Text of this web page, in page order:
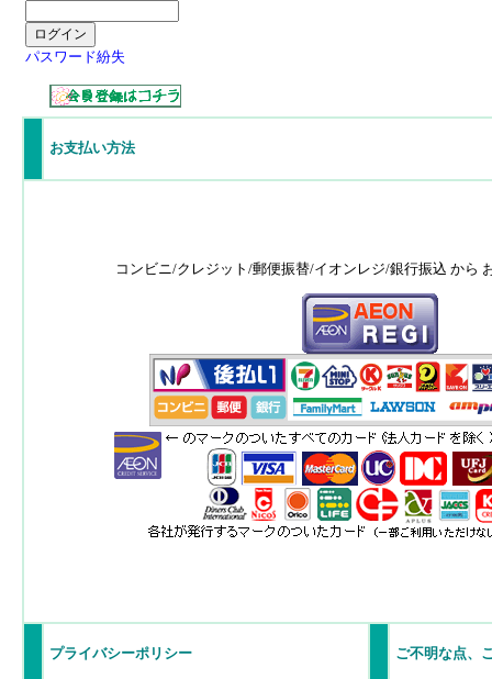
パスワード紛失
お支払い方法
コンビニ/クレジット/郵便振替/イオンレジ/銀行振込 から
プライバシーポリシー ご不明な点、